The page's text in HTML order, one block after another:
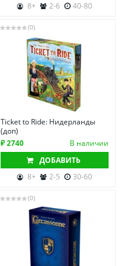
8+
2-6 40-80
(0)
Ticket to Ride: Нидерланды
(доп)
₽ 2740
В наличии
ДОБАВИТЬ
8+
2-5 30-60
(0)